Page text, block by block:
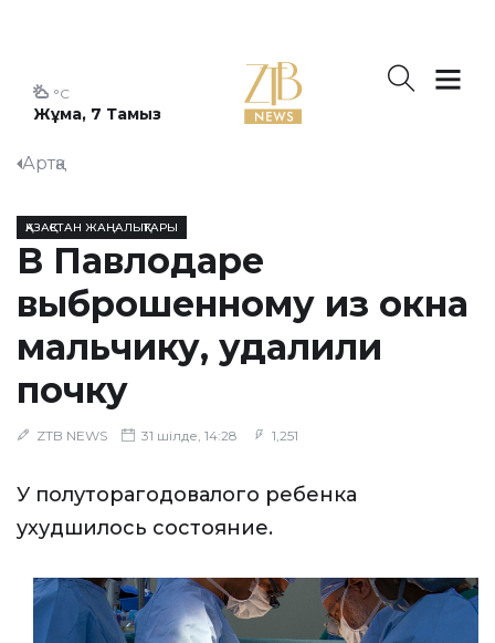
Жұма, 7 Тамыз
°C
Артқа
ҚАЗАҚСТАН ЖАҢАЛЫҚТАРЫ
В Павлодаре
выброшенному из окна
мальчику, удалили
почку
ZTB NEWS 31 шілде, 14:28 1,251
У полуторагодовалого ребенка
ухудшилось состояние.